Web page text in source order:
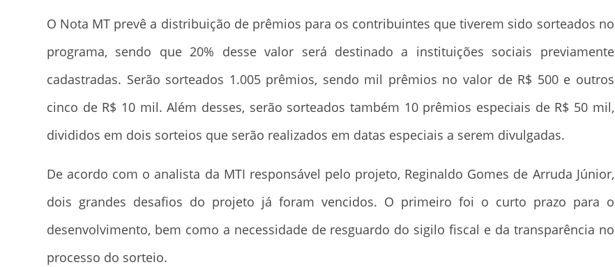
O Nota MT prevê a distribuição de prêmios para os contribuintes que tiverem sido sorteados no
programa, sendo que 20% desse valor será destinado a instituições sociais previamente
cadastradas. Serão sorteados 1.005 prêmios, sendo mil prêmios no valor de R$ 500 e outros
cinco de R$ 10 mil. Além desses, serão sorteados também 10 prêmios especiais de R$ 50 mil,
divididos em dois sorteios que serão realizados em datas especiais a serem divulgadas.
De acordo com o analista da MTI responsável pelo projeto, Reginaldo Gomes de Arruda Júnior,
dois grandes desafios do projeto já foram vencidos. O primeiro foi o curto prazo para o
desenvolvimento, bem como a necessidade de resguardo do sigilo fiscal e da transparência no
processo do sorteio.